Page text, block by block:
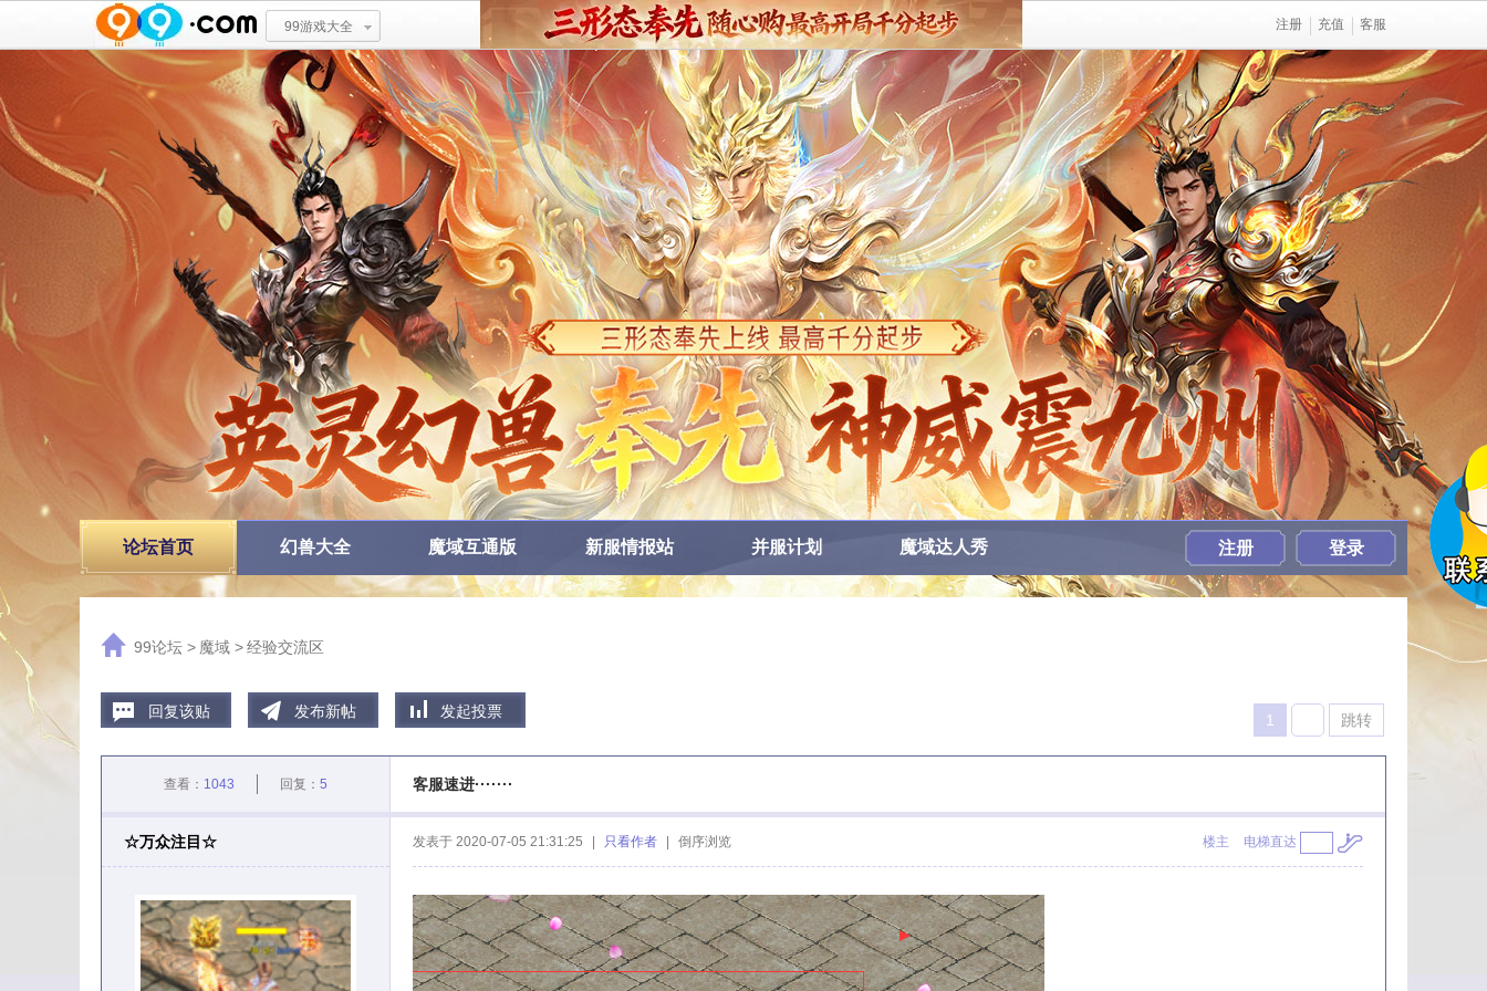
99游戏大全 注册 充值 客服
论坛首页 幻兽大全 魔域互通版 新服情报站 并服计划 魔域达人秀 注册 登录
99论坛 > 魔域 >经验交流区
回复该贴 发布新帖 发起投票 1 跳转
查看： 1043 回复： 5 客服速进·······
☆万众注目☆ 发表于 2020-07-05 21:31:25 只看作者 倒序浏览 楼主 电梯直达